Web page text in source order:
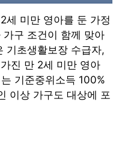
세 미만 영아를 둔 가정
구 조건이 함께 맞아
기초생활보장 수급자,
진 만 2세 미만 영아
기준중위소득 100%
이상 가구도 대상에 포